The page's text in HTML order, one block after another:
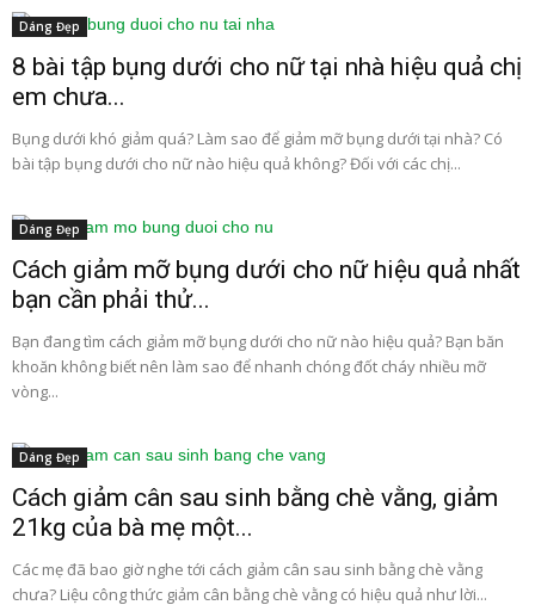
Dáng Đẹp
8 bài tập bụng dưới cho nữ tại nhà hiệu quả chị
em chưa...
Bụng dưới khó giảm quá? Làm sao để giảm mỡ bụng dưới tại nhà? Có
bài tập bụng dưới cho nữ nào hiệu quả không? Đối với các chị...
Dáng Đẹp
Cách giảm mỡ bụng dưới cho nữ hiệu quả nhất
bạn cần phải thử...
Bạn đang tìm cách giảm mỡ bụng dưới cho nữ nào hiệu quả? Bạn băn
khoăn không biết nên làm sao để nhanh chóng đốt cháy nhiều mỡ
vòng...
Dáng Đẹp
Cách giảm cân sau sinh bằng chè vằng, giảm
21kg của bà mẹ một...
Các mẹ đã bao giờ nghe tới cách giảm cân sau sinh bằng chè vằng
chưa? Liệu công thức giảm cân bằng chè vằng có hiệu quả như lời...